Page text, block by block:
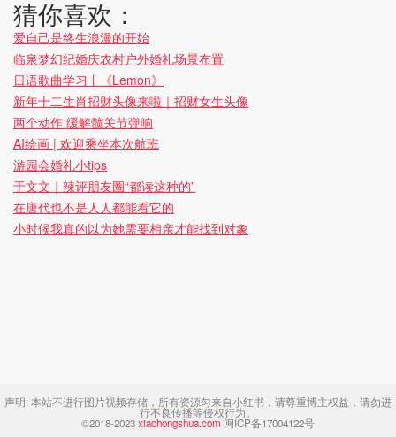
猜你喜欢：
爱自己是终生浪漫的开始
临泉梦幻纪婚庆农村户外婚礼场景布置
日语歌曲学习丨《Lemon》
新年十二生肖招财头像来啦｜招财女生头像
两个动作 缓解髋关节弹响
AI绘画 | 欢迎乘坐本次航班
游园会婚礼小tips
于文文｜辣评朋友圈“都读这种的”
在唐代也不是人人都能看它的
小时候我真的以为她需要相亲才能找到对象
声明:本站不进行图片视频存储，所有资源匀来自小红书，请尊重博主权益，请勿进
行不良传播等侵权行为。
©2018-2023xiaohongshua.com 闽ICP备17004122号